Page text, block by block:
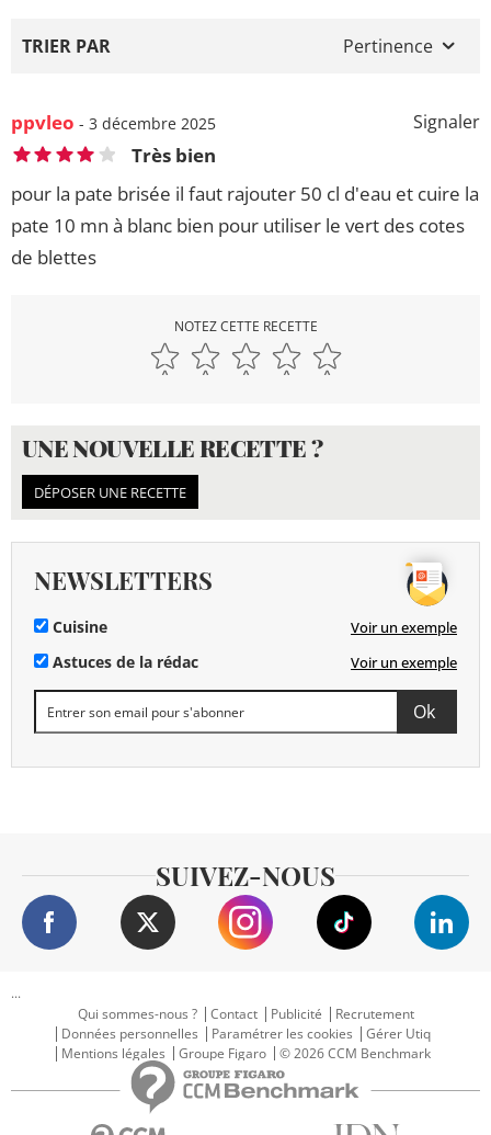
TRIER PAR Pertinence
Signaler
ppvleo - 3 décembre 2025
Très bien
pour la pate brisée il faut rajouter 50 cl d'eau et cuire la
pate 10 mn à blanc bien pour utiliser le vert des cotes
de blettes
NOTEZ CETTE RECETTE
UNE NOUVELLE RECETTE ?
DÉPOSER UNE RECETTE
NEWSLETTERS
Cuisine Voir un exemple
Astuces de la rédac Voir un exemple
SUIVEZ-NOUS
...
Qui sommes-nous ?
Contact Publicité
Recrutement
Données personnelles
Paramétrer les cookies
Gérer Utiq
Mentions légales
Groupe Figaro © 2026 CCM Benchmark